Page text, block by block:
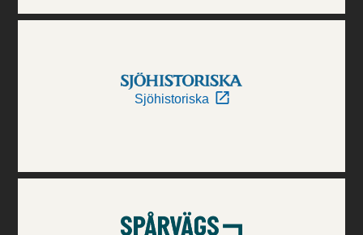
Sjöhistoriska